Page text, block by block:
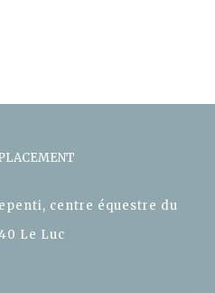
centre équestre du
Le Luc